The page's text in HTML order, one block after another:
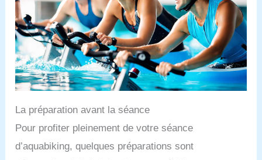
La préparation avant la séance
Pour profiter pleinement de votre séance
d’aquabiking, quelques préparations sont